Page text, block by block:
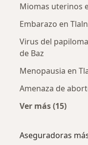
Miomas uterinos
Embarazo en
Virus del
de Baz
Menopausia en
Amenaza de
Ver más (15)
Aseguradoras